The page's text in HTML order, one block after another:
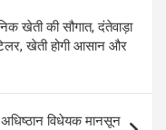
Li
n
खेती की सौगात, दंतेवाड़ा
खेती होगी आसान और
अधिष्ठान विधेयक मानसून